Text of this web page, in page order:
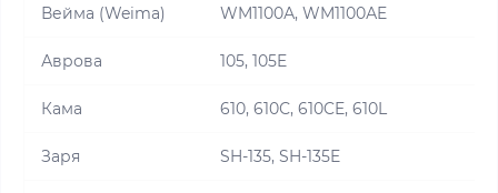
Вейма (Weima) WM1100А, WM1100АE
Аврова 105, 105E
Кама 610, 610С, 610CE, 610L
Заря SH-135, SH-135E